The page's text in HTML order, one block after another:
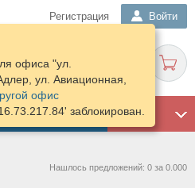
Регистрация Войти
ГАРАЖ
офиса "ул.
ул. Авиационная,
офис
заблокирован.
Нашлось предложений: 0 за 0.000